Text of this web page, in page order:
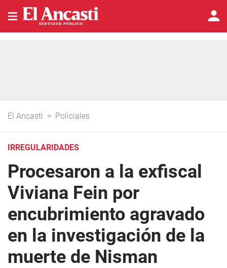
El Ancasti > Policiales
IRREGULARIDADES
Procesaron a la exfiscal
Viviana Fein por
encubrimiento agravado
en la investigación de la
muerte de Nisman